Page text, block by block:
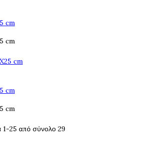
cm
cm
cm
cm
1-25 από σύνολο 29